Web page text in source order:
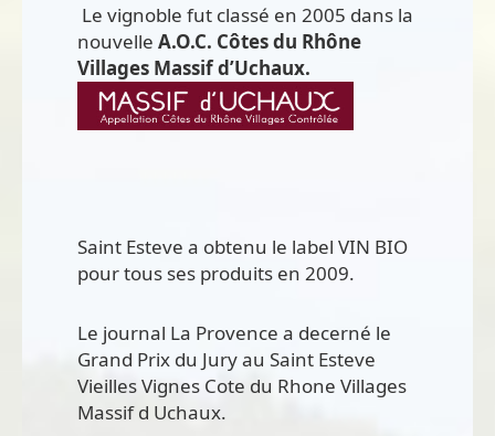
Le vignoble fut classé en 2005 dans la
nouvelle A.O.C. Côtes du Rhône
Villages Massif d’Uchaux.
Saint Esteve a obtenu le label VIN BIO
pour tous ses produits en 2009.
Le journal La Provence a decerné le
Grand Prix du Jury au Saint Esteve
Vieilles Vignes Cote du Rhone Villages
Massif d Uchaux.